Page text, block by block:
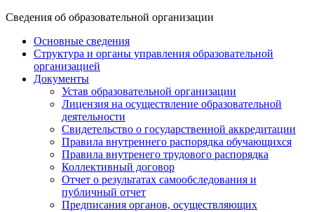
Cведения об образовательной организации
Основные сведения
Структура и органы управления образовательной
организацией
Документы
Устав образовательной организации
Лицензия на осуществление образовательной
деятельности
Свидетельство о государственной аккредитации
Правила внутреннего распорядка обучающихся
Правила внутренего трудового распорядка
Коллективный договор
Отчет о результатах самообследования и
публичный отчет
Предписания органов, осуществляющих